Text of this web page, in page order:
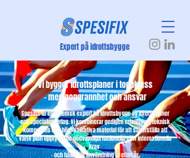
Vi bygger idrottsplaner i toppklass
– med noggrannhet och ansvar
Spesifix är en inhemsk expert på idrottsbygge av idrottsplaner
och specialunderlag. Vi kombinerar gedigen erfarenhet, teknisk
kompetens och högkvalitativa material för att säkerställa att
varje plan uppfyller de nödvändiga nationella eller internationella
krav
– och håller för användning år efter år.
Expert på idrottsbygge